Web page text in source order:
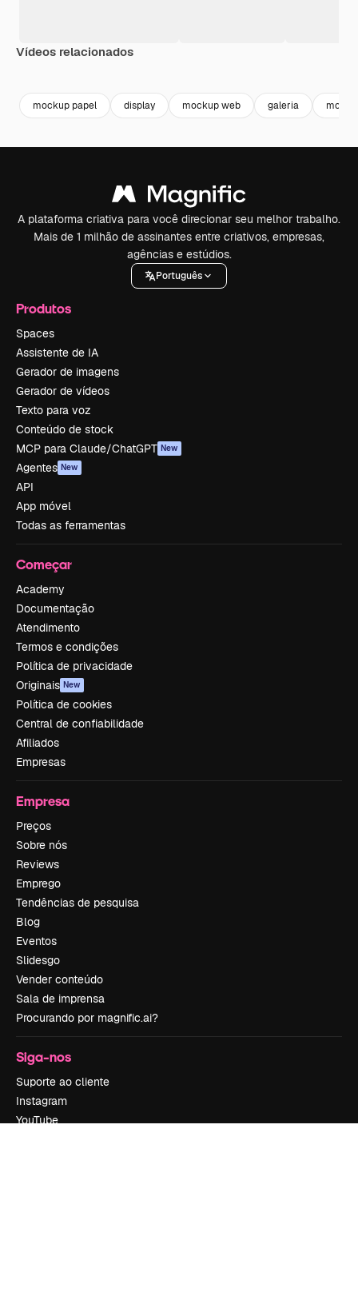
Vídeos relacionados
mockup papel display mockup web galeria
A plataforma criativa para você direcionar seu melhor trabalho.
Mais de 1 milhão de assinantes entre criativos, empresas,
agências e estúdios.
Português
Produtos
Spaces
Assistente de IA
Gerador de imagens
Gerador de vídeos
Texto para voz
Conteúdo de stock
MCP para Claude/ChatGPT New
Agentes New
API
App móvel
Todas as ferramentas
Começar
Academy
Documentação
Atendimento
Termos e condições
Política de privacidade
Originais New
Política de cookies
Central de confiabilidade
Afiliados
Empresas
Empresa
Preços
Sobre nós
Reviews
Emprego
Tendências de pesquisa
Blog
Eventos
Slidesgo
Vender conteúdo
Sala de imprensa
Procurando por magnific.ai?
Siga-nos
Suporte ao cliente
Instagram
YouTube